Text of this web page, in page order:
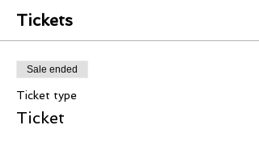
Tickets
Sale ended
Ticket type
Ticket